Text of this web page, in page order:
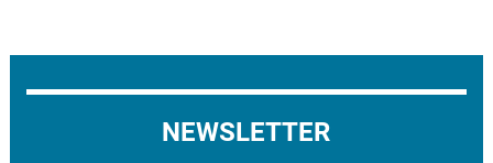
NEWSLETTER